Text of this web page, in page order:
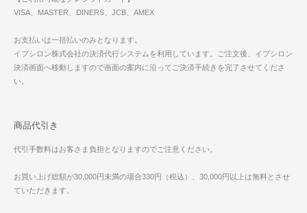
VISA、MASTER、DINERS、JCB、AMEX
お支払いは一括払いのみとなります。
イプシロン株式会社の決済代行システムを利用しています。ご注文後、イプシロン
決済画面へ移動しますので画面の案内に沿ってご決済手続きを完了させてくださ
い。
商品代引き
代引手数料はお客さま負担となりますのでご注意ください。
お買い上げ総額が30,000円未満の場合330円（税込）、30,000円以上は無料とさせ
ていただきます。